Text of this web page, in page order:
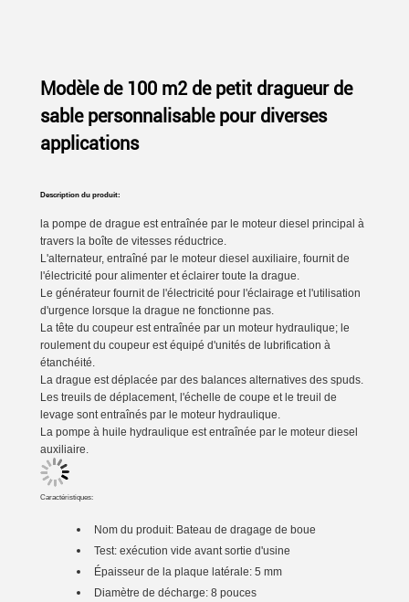
Modèle de 100 m2 de petit dragueur de
sable personnalisable pour diverses
applications
Description du produit:
la pompe de drague est entraînée par le moteur diesel principal à
travers la boîte de vitesses réductrice.
L'alternateur, entraîné par le moteur diesel auxiliaire, fournit de
l'électricité pour alimenter et éclairer toute la drague.
Le générateur fournit de l'électricité pour l'éclairage et l'utilisation
d'urgence lorsque la drague ne fonctionne pas.
La tête du coupeur est entraînée par un moteur hydraulique; le
roulement du coupeur est équipé d'unités de lubrification à
étanchéité.
La drague est déplacée par des balances alternatives des spuds.
Les treuils de déplacement, l'échelle de coupe et le treuil de
levage sont entraînés par le moteur hydraulique.
La pompe à huile hydraulique est entraînée par le moteur diesel
auxiliaire.
Caractéristiques:
Nom du produit: Bateau de dragage de boue
Test: exécution vide avant sortie d'usine
Épaisseur de la plaque latérale: 5 mm
Diamètre de décharge: 8 pouces